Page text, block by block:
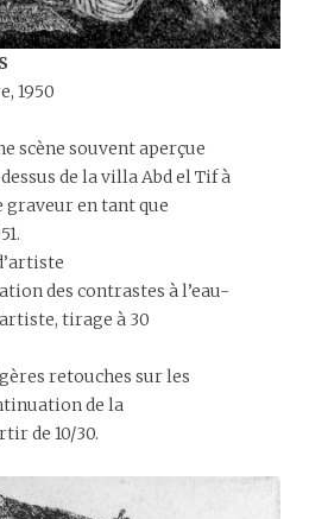
1950
scène souvent aperçue
de la villa Abd el Tif à
en tant que
des contrastes à l’eau-
tirage à 30
retouches sur les
de la
de 10/30.